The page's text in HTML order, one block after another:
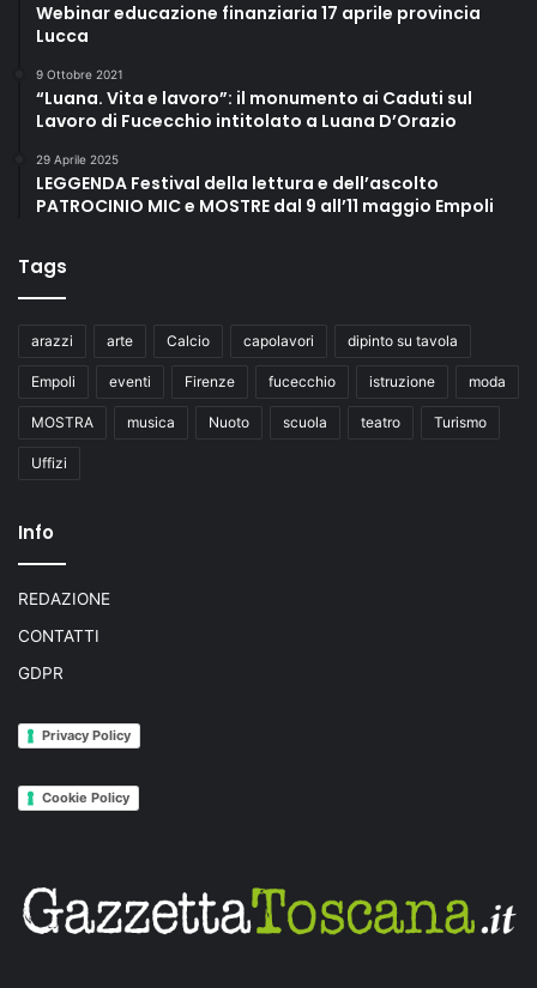
Webinar educazione finanziaria 17 aprile provincia
Lucca
9 Ottobre 2021
“Luana. Vita e lavoro”: il monumento ai Caduti sul
Lavoro di Fucecchio intitolato a Luana D’Orazio
29 Aprile 2025
LEGGENDA Festival della lettura e dell’ascolto
PATROCINIO MIC e MOSTRE dal 9 all’11 maggio Empoli
Tags
arazzi arte Calcio capolavori dipinto su tavola
Empoli eventi Firenze fucecchio istruzione moda
MOSTRA musica Nuoto scuola teatro Turismo
Uffizi
Info
REDAZIONE
CONTATTI
GDPR
Privacy Policy
Cookie Policy